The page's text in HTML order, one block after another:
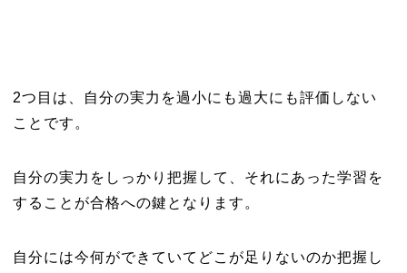
2つ目は、自分の実力を過小にも過大にも評価しない
ことです。
自分の実力をしっかり把握して、それにあった学習を
することが合格への鍵となります。
自分には今何ができていてどこが足りないのか把握し